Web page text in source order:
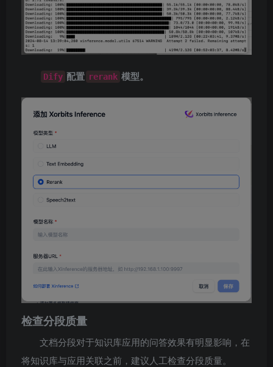
Dify 配置 rerank 模型。
检查分段质量
文档分段对于知识库应用的问答效果有明显影响，在
将知识库与应用关联之前，建议人工检查分段质量。